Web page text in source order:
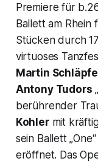
Premiere für
Ballett am Rhein
Stücken durch
virtuoses
Martin
Antony Tudors
berührender
Kohlermit
sein Ballett
eröffnet. Das